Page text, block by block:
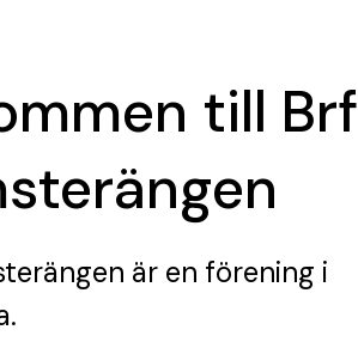
till Brf
är en förening i